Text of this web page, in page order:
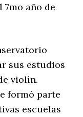
7mo año de
sus estudios
violín.
formó parte
escuelas